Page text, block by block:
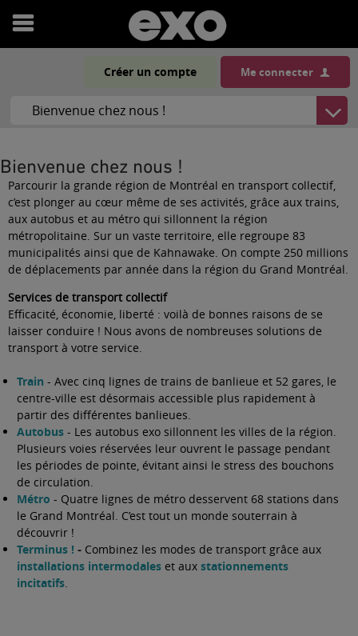
Ouvrir
menu
Créer un compte Me connecter
Bienvenue chez nous !
Parcourir la grande région de Montréal en transport collectif,
c’est plonger au cœur même de ses activités, grâce aux trains,
aux autobus et au métro qui sillonnent la région
métropolitaine. Sur un vaste territoire, elle regroupe 83
municipalités ainsi que de Kahnawake. On compte 250 millions
de déplacements par année dans la région du Grand Montréal.
Services de transport collectif
Efficacité, économie, liberté : voilà de bonnes raisons de se
laisser conduire ! Nous avons de nombreuses solutions de
transport à votre service.
Train - Avec cinq lignes de trains de banlieue et 52 gares, le
centre-ville est désormais accessible plus rapidement à
partir des différentes banlieues.
Autobus - Les autobus exo sillonnent les villes de la région.
Plusieurs voies réservées leur ouvrent le passage pendant
les périodes de pointe, évitant ainsi le stress des bouchons
de circulation.
Métro - Quatre lignes de métro desservent 68 stations dans
le Grand Montréal. C’est tout un monde souterrain à
découvrir !
Terminus ! - Combinez les modes de transport grâce aux
installations intermodales et aux stationnements
incitatifs.